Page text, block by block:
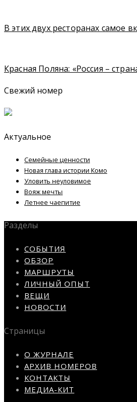
В этих двух ресторанах самое
Красная Поляна: «Россия –
Свежий номер
Актуальное
Семейные ценности
Новая глава истории Комо
Уловить неуловимое
Вояж мечты
Летнее чаепитие
Разделы
СОБЫТИЯ
ОБЗОР
МАРШРУТЫ
ЛИЧНЫЙ ОПЫТ
ВЕЩИ
НОВОСТИ
Страницы
О ЖУРНАЛЕ
АРХИВ НОМЕРОВ
КОНТАКТЫ
МЕДИА-КИТ